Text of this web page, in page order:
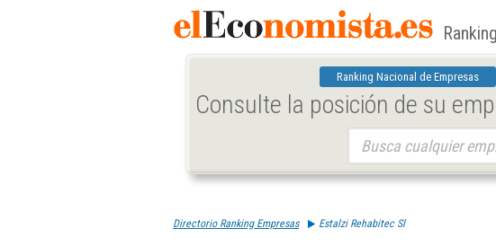
Ranking Nacional de Empresas
Consulte la posición de su
Directorio Ranking Empresas Estalzi Rehabitec Sl